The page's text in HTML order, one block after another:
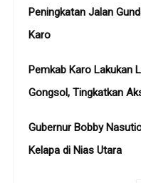
Peningkatan Jalan
Karo
Pemkab Karo Lakukan
Gongsol, Tingkatkan
Gubernur Bobby
Kelapa di Nias Utara